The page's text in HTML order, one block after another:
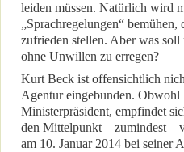
leiden müssen. Natürlich wird
„Sprachregelungen“
zufrieden stellen. Aber was
ohne Unwillen zu erregen?
Kurt Beck ist offensichtlich
Agentur eingebunden. Obwohl
Ministerpräsident, empfindet
den Mittelpunkt – zumindest –
am 10. Januar 2014 bei seiner